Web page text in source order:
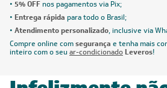
• 5% OFFnos pagamentos via Pix;
• Entrega rápida para todo o Brasil;
• Atendimento personalizado, inclusive via
Compre online comsegurança e tenha mais
inteiro com o seu ar-condicionado Leveros!